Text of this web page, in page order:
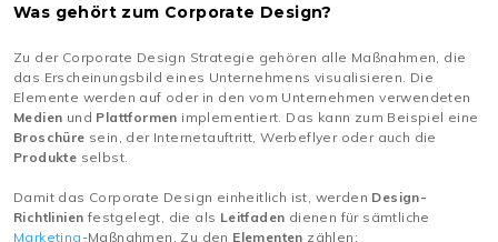
Was gehört zum Corporate Design?
Zu der Corporate Design Strategie gehören alle Maßnahmen, die
das Erscheinungsbild eines Unternehmens visualisieren. Die
Elemente werden auf oder in den vom Unternehmen verwendeten
Medien und Plattformen implementiert. Das kann zum Beispiel eine
Broschüre sein, der Internetauftritt, Werbeflyer oder auch die
Produkte selbst.
Damit das Corporate Design einheitlich ist, werden Design-
Richtlinien festgelegt, die als Leitfaden dienen für sämtliche
Marketing -Maßnahmen. Zu den Elementen zählen: